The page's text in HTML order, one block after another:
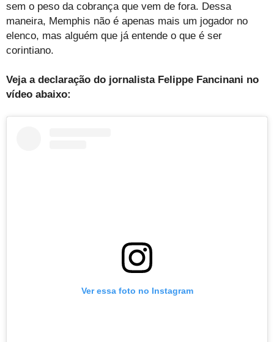
sem o peso da cobrança que vem de fora. Dessa
maneira, Memphis não é apenas mais um jogador no
elenco, mas alguém que já entende o que é ser
corintiano.
Veja a declaração do jornalista Felippe Fancinani no
vídeo abaixo:
Ver essa foto no Instagram